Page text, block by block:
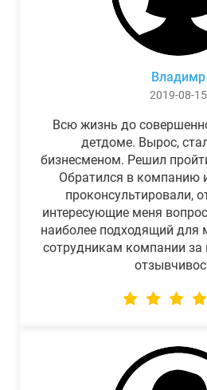
Владимр
2019-08-15
Всю жизнь до
детдоме. Вырос,
бизнесменом. Решил
Обратился в компанию
проконсультировали,
интересующие меня
наиболее подходящий для
сотрудникам компании за